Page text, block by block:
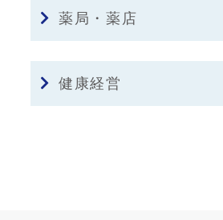
薬局・薬店
健康経営